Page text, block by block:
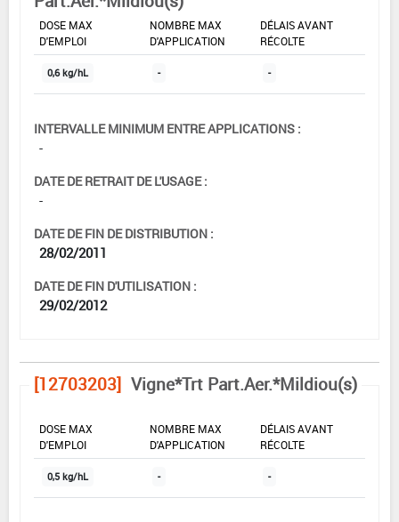
DOSE MAX
D'EMPLOI
NOMBRE MAX
D'APPLICATION
DÉLAIS AVANT
RÉCOLTE
0,6 kg/hL - -
INTERVALLE MINIMUM ENTRE APPLICATIONS :
-
DATE DE RETRAIT DE L'USAGE :
-
DATE DE FIN DE DISTRIBUTION :
28/02/2011
DATE DE FIN D'UTILISATION :
29/02/2012
[12703203] Vigne*Trt Part.Aer.*Mildiou(s)
DOSE MAX
D'EMPLOI
NOMBRE MAX
D'APPLICATION
DÉLAIS AVANT
RÉCOLTE
0,5 kg/hL - -